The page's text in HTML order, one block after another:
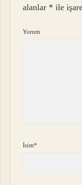
alanlar * ile
Yorum
İsim*